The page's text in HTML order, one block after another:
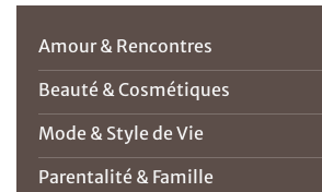
Amour & Rencontres
Beauté & Cosmétiques
Mode & Style de Vie
Parentalité & Famille